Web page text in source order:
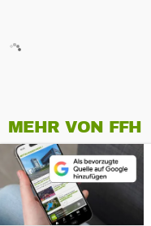
MEHR VON FFH